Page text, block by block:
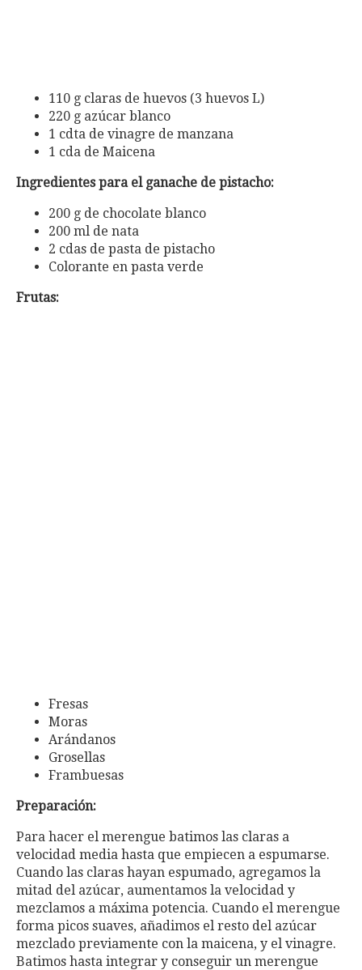
110 g claras de huevos (3 huevos L)
220 g azúcar blanco
1 cdta de vinagre de manzana
1 cda de Maicena
Ingredientes para el ganache de pistacho:
200 g de chocolate blanco
200 ml de nata
2 cdas de pasta de pistacho
Colorante en pasta verde
Frutas:
Fresas
Moras
Arándanos
Grosellas
Frambuesas
Preparación:
Para hacer el merengue batimos las claras a
velocidad media hasta que empiecen a espumarse.
Cuando las claras hayan espumado, agregamos la
mitad del azúcar, aumentamos la velocidad y
mezclamos a máxima potencia. Cuando el merengue
forma picos suaves, añadimos el resto del azúcar
mezclado previamente con la maicena, y el vinagre.
Batimos hasta integrar y conseguir un merengue